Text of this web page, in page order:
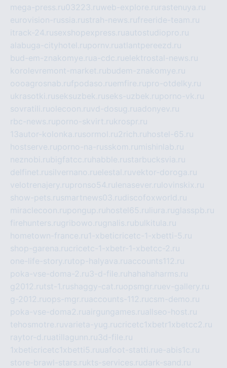
mega-press.ru03223.ruweb-explore.ru rastenuya.ru
eurovision-russia.rustrah-news.rufreeride-team.ru
itrack-24.rusexshopexpress.ruautostudiopro.ru
alabuga-cityhotel.rupornv.ruatlantpereezd.ru
bud-em-znakomye.rua-cdc.ruelektrostal-news.ru
korolevremont-market.rubudem-znakomye.ru
oooagrosnab.rufpodaso.ruemfire.rupro-otdelky.ru
ukrasotki.ruseksuzbek.ruseks-uzbek.ruporno-vk.ru
sovratili.ruolecoon.ruvd-dosug.ruadonyev.ru
rbc-news.ruporno-skvirt.rukrospr.ru
13autor-kolonka.rusormol.ru2rich.ru hostel-65.ru
hostserve.ruporno-na-russkom.ru mishinlab.ru
neznobi.rubigfatcc.ru habble.rustarbucksvia.ru
delfinet.rusilvernano.ruelestal.ruvektor-doroga.ru
velotrenajery.rupronso54.ru lenasever.ru lovinskix.ru
show-pets.rusmartnews03.rudiscofoxworld.ru
miraclecoon.rupongup.ru hostel65.ru liura.ruglasspb.ru
firehunters.rugribowo.rugnalis.rubulkitula.ru
hometown-france.ru1-xbeticricetc-1-xbetti-5.ru
shop-garena.rucricetc-1-xbetr-1-xbetcc-2.ru
one-life-story.rutop-halyava.ruaccounts112.ru
poka-vse-doma-2.ru3-d-file.ru hahahaharms.ru
g2012.rutst-1.rushaggy-cat.ruopsmgr.ruev-gallery.ru
g-2012.ruops-mgr.ruaccounts-112.rucsm-demo.ru
poka-vse-doma2.ruairgungames.ruallseo-host.ru
tehosmotre.ruvarieta-yug.rucricetc1xbetr1xbetcc2.ru
raytor-d.ruatillagunn.ru3d-file.ru
1xbeticricetc1xbetti5.ruuafoot-statti.rue-abis1c.ru
store-brawl-stars.rukts-services.rudark-sand.ru